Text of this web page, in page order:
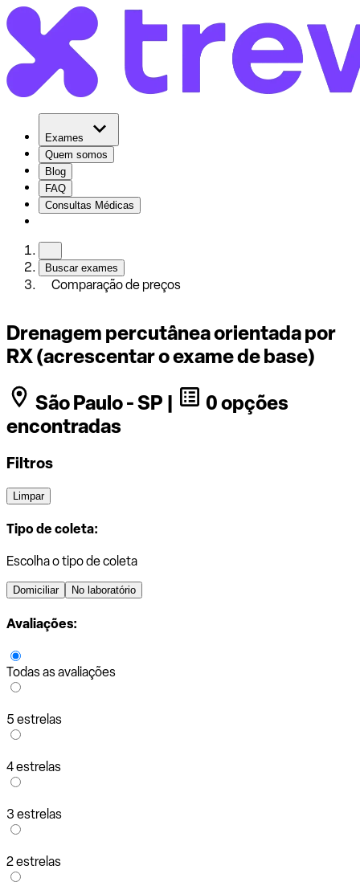
Exames
Quem somos
Blog
FAQ
Consultas Médicas
Buscar exames
Comparação de preços
Drenagem percutânea orientada por
RX (acrescentar o exame de base)
São Paulo - SP |
0 opções
encontradas
Filtros
Limpar
Tipo de coleta:
Escolha o tipo de coleta
Domiciliar No laboratório
Avaliações:
Todas as avaliações
5 estrelas
4 estrelas
3 estrelas
2 estrelas